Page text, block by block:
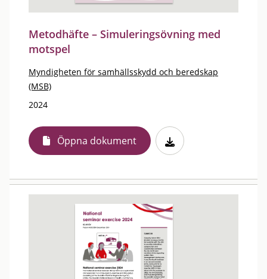
Metodhäfte – Simuleringsövning med
motspel
Myndigheten för samhällsskydd och beredskap
(MSB)
2024
Öppna dokument